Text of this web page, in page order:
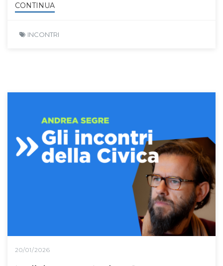
CONTINUA
INCONTRI
20/01/2026